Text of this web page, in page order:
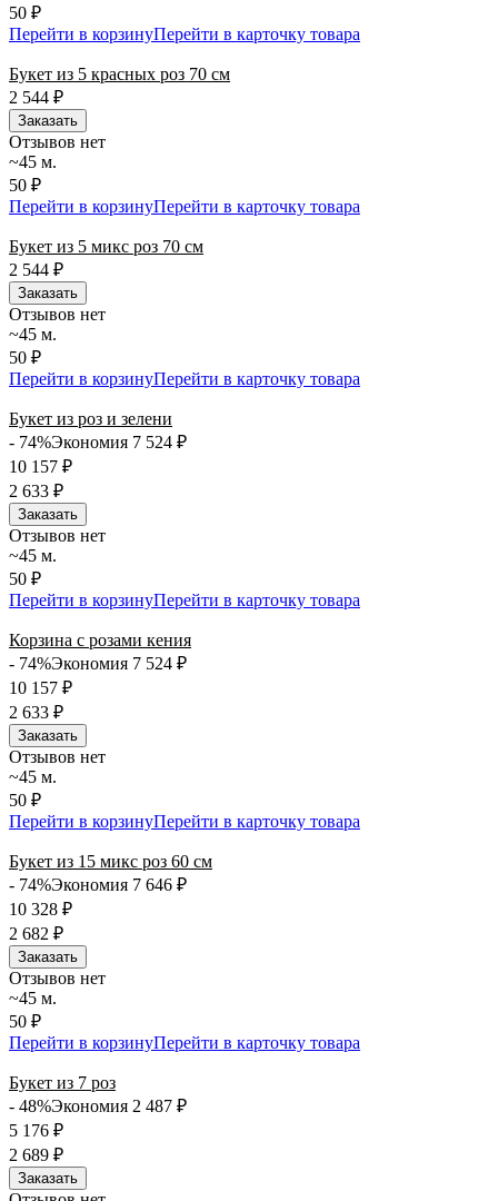
50 ₽
Перейти в корзинуПерейти в карточку товара
Букет из 5 красных роз 70 см
2 544 ₽
Заказать
Отзывов нет
~45 м.
50 ₽
Перейти в корзинуПерейти в карточку товара
Букет из 5 микс роз 70 см
2 544 ₽
Заказать
Отзывов нет
~45 м.
50 ₽
Перейти в корзинуПерейти в карточку товара
Букет из роз и зелени
- 74%Экономия 7 524 ₽
10 157 ₽
2 633 ₽
Заказать
Отзывов нет
~45 м.
50 ₽
Перейти в корзинуПерейти в карточку товара
Корзина с розами кения
- 74%Экономия 7 524 ₽
10 157 ₽
2 633 ₽
Заказать
Отзывов нет
~45 м.
50 ₽
Перейти в корзинуПерейти в карточку товара
Букет из 15 микс роз 60 см
- 74%Экономия 7 646 ₽
10 328 ₽
2 682 ₽
Заказать
Отзывов нет
~45 м.
50 ₽
Перейти в корзинуПерейти в карточку товара
Букет из 7 роз
- 48%Экономия 2 487 ₽
5 176 ₽
2 689 ₽
Заказать